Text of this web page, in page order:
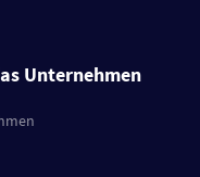
Unternehmen